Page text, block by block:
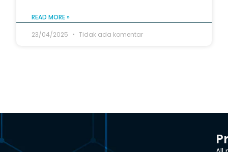
READ MORE »
23/04/2025
Tidak ada komentar